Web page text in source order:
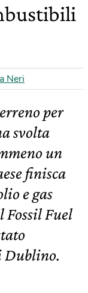
Neri
per
svolta
un
finisca
e gas
Fossil Fuel
Dublino.